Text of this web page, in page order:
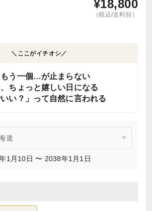
¥18,800
（税込/送料別）
＼ここがイチオシ／
う一個…が止まらない
ちょっと嬉しい日になる
い？」って自然に言われる
1月10日 〜 2038年1月1日